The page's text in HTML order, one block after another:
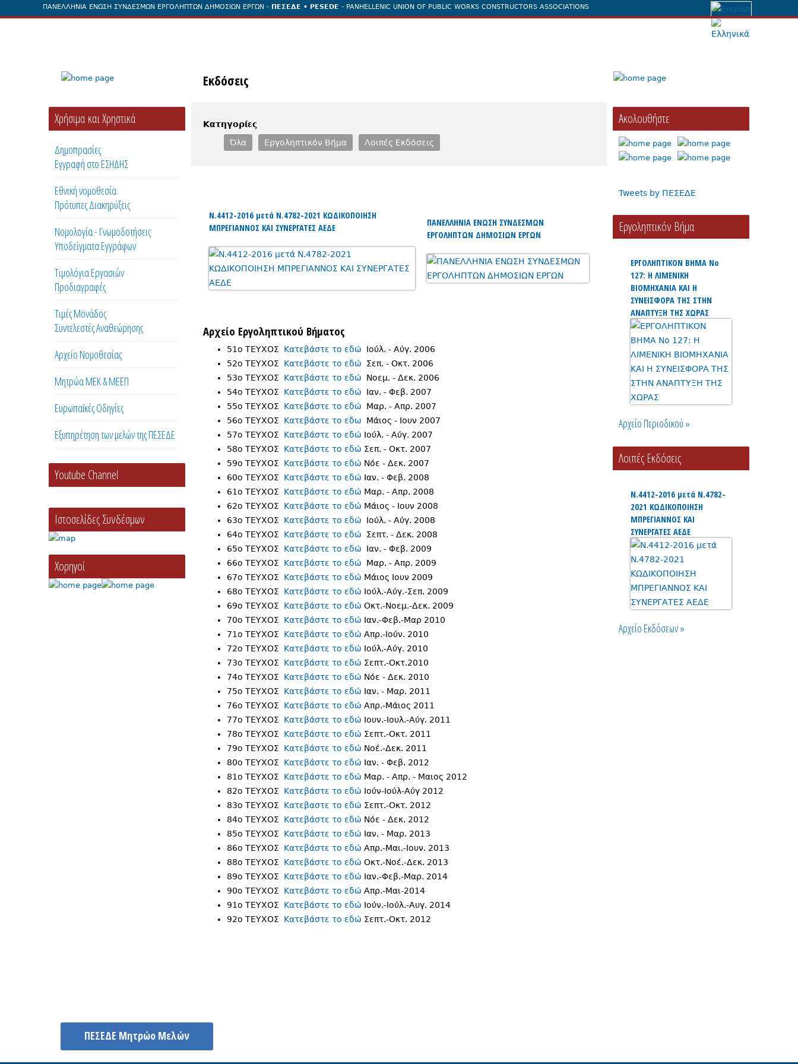
Jump to navigation
ΠΑΝΕΛΛΗΝΙΑ ΕΝΩΣΗ ΣΥΝΔΕΣΜΩΝ ΕΡΓΟΛΗΠΤΩΝ ΔΗΜΟΣΙΩΝ ΕΡΓΩΝ - ΠΕΣΕΔΕ • PESEDE - PANHELLENIC UNION OF PUBLIC WORKS CONSTRUCTORS ASSOCIATIONS
Εκδόσεις
Κατηγορίες
Όλα
Eργοληπτικόν Βήμα Λοιπές Εκδόσεις
Ν.4412-2016 μετά Ν.4782-2021 ΚΩΔΙΚΟΠΟΙΗΣΗ
ΜΠΡΕΓΙΑΝΝΟΣ ΚΑΙ ΣΥΝΕΡΓΑΤΕΣ ΑΕΔΕ
ΠΑΝΕΛΛΗΝΙΑ ΕΝΩΣΗ ΣΥΝΔΕΣΜΩΝ
ΕΡΓΟΛΗΠΤΩΝ ΔΗΜΟΣΙΩΝ ΕΡΓΩΝ
Αρχείο Eργοληπτικού Βήματος
51ο ΤΕΥΧΟΣ Κατεβάστε το εδώ Ιούλ. - Αύγ. 2006
52o ΤΕΥΧΟΣ Κατεβάστε το εδώ Σεπ. - Οκτ. 2006
53o ΤΕΥΧΟΣ Κατεβάστε το εδώ Νοεμ. - Δεκ. 2006
54o ΤΕΥΧΟΣ Κατεβάστε το εδώ Ιαν. - Φεβ. 2007
55o ΤΕΥΧΟΣ Κατεβάστε το εδώ Μαρ. - Απρ. 2007
56o ΤΕΥΧΟΣ Κατεβάστε το εδω Μάιος - Ιουν 2007
57o TΕΥΧΟΣ Κατεβάστε το εδώ Ιούλ. - Αύγ. 2007
58ο ΤΕΥΧΟΣ Κατεβάστε το εδώ Σεπ. - Οκτ. 2007
59o ΤΕΥΧΟΣ Κατεβάστε το εδώ Νόε - Δεκ. 2007
60o ΤΕΥΧΟΣ Κατεβάστε το εδώ Ιαν. - Φεβ. 2008
61o ΤΕΥΧΟΣ Κατεβάστε το εδώ Μαρ. - Απρ. 2008
62ο ΤΕΥΧΟΣ Κατεβάστε το εδώ Μάιος - Ιουν 2008
63ο ΤΕΥΧΟΣ Κατεβάστε το εδώ Ιούλ. - Αύγ. 2008
64ο ΤΕΥΧΟΣ Κατεβάστε το εδώ Σεπτ. - Δεκ. 2008
65ο ΤΕΥΧΟΣ Κατεβάστε το εδώ Ιαν. - Φεβ. 2009
66ο ΤΕΥΧΟΣ Κατεβάστε το εδώ Μαρ. - Απρ. 2009
67ο ΤΕΥΧΟΣ Κατεβάστε το εδώ Μάιος Ιουν 2009
68ο ΤΕΥΧΟΣ Κατεβάστε το εδώ Ιούλ.-Αύγ.-Σεπ. 2009
69ο ΤΕΥΧΟΣ Κατεβάστε το εδώ Οκτ.-Νοεμ.-Δεκ. 2009
70ο ΤΕΥΧΟΣ Κατεβάστε το εδώ Ιαν.-Φεβ.-Μαρ 2010
71ο ΤΕΥΧΟΣ Κατεβάστε το εδώ Απρ.-Ιούν. 2010
72ο ΤΕΥΧΟΣ Κατεβάστε το εδώ Ιούλ.-Αύγ. 2010
73ο ΤΕΥΧΟΣ Κατεβάστε το εδώ Σεπτ.-Οκτ.2010
74o ΤΕΥΧΟΣ Κατεβάστε το εδώ Νόε - Δεκ. 2010
75ο ΤΕΥΧΟΣ Κατεβάστε το εδώ Ιαν. - Μαρ. 2011
76ο ΤΕΥΧΟΣ Κατεβάστε το εδώ Απρ.-Μάιος 2011
77ο ΤΕΥΧΟΣ Κατεβάστε το εδώ Ιουν.-Ιουλ.-Αύγ. 2011
78ο ΤΕΥΧΟΣ Κατεβάστε το εδώ Σεπτ.-Οκτ. 2011
79ο ΤΕΥΧΟΣ Κατεβάστε το εδώ Νοέ.-Δεκ. 2011
80o ΤΕΥΧΟΣ Κατεβάστε το εδώ Ιαν. - Φεβ. 2012
81o ΤΕΥΧΟΣ Κατεβάστε το εδώ Μαρ. - Απρ. - Μαιος 2012
82ο ΤΕΥΧΟΣ Κατεβάστε το εδώ Ιούν-Ιούλ-Αύγ 2012
83ο ΤΕΥΧΟΣ Κατεβαστε το εδώ Σεπτ.-Οκτ. 2012
84ο ΤΕΥΧΟΣ Κατεβάστε το εδώ Νόε - Δεκ. 2012
85ο ΤΕΥΧΟΣ Κατεβάστε το εδώ Ιαν. - Μαρ. 2013
86ο ΤΕΥΧΟΣ Κατεβάστε το εδώ Απρ.-Μαι.-Ιουν. 2013
88ο ΤΕΥΧΟΣ Κατεβάστε το εδώ Οκτ.-Νοέ.-Δεκ. 2013
89ο ΤΕΥΧΟΣ Κατεβάστε το εδώ Ιαν.-Φεβ.-Μαρ. 2014
90ο ΤΕΥΧΟΣ Κατεβάστε το εδώ Απρ.-Μαι-2014
91ο ΤΕΥΧΟΣ Κατεβάστε το εδώ Ιούν.-Ιούλ.-Αυγ. 2014
92ο ΤΕΥΧΟΣ Κατεβάστε το εδώ Σεπτ.-Οκτ. 2012
Χρήσιμα και Χρηστικά
Δημοπρασίες
Εγγραφή στο ΕΣΗΔΗΣ
Εθνική νομοθεσία
Πρότυπες Διακηρύξεις
Νομολογία - Γνωμοδοτήσεις
Υποδείγματα Εγγράφων
Τιμολόγια Εργασιών
Προδιαγραφές
Τιμές Μονάδος
Συντελεστές Αναθεώρησης
Αρχείο Νομοθεσίας
Μητρώα ΜΕΚ & ΜΕΕΠ
Ευρωπαϊκές Οδηγίες
Εξυπηρέτηση των μελών της ΠΕΣΕΔΕ
Youtube Channel
Ιστοσελίδες Συνδέσμων
Χορηγοί
Ακολουθήστε
Tweets by ΠΕΣΕΔΕ
Eργοληπτικόν Βήμα
ΕΡΓΟΛΗΠΤΙΚΟΝ ΒΗΜΑ Νο
127: Η ΛΙΜΕΝΙΚΗ
ΒΙΟΜΗΧΑΝΙΑ ΚΑΙ Η
ΣΥΝΕΙΣΦΟΡΑ ΤΗΣ ΣΤΗΝ
ΑΝΑΠΤΥΞΗ ΤΗΣ ΧΩΡΑΣ
Αρχείο Περιοδικού »
Λοιπές Εκδόσεις
Ν.4412-2016 μετά Ν.4782-
2021 ΚΩΔΙΚΟΠΟΙΗΣΗ
ΜΠΡΕΓΙΑΝΝΟΣ ΚΑΙ
ΣΥΝΕΡΓΑΤΕΣ ΑΕΔΕ
Αρχείο Εκδόσεων »
ΠΕΣΕΔΕ Μητρώο Μελών